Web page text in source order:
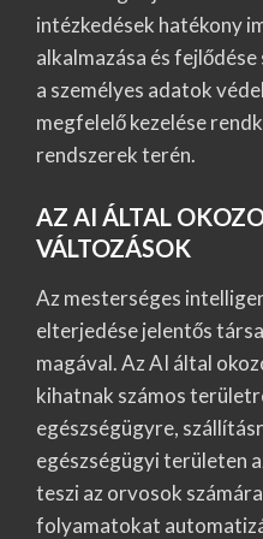
intézkedések hatékony
alkalmazása és
a személyes adatok
megfelelő kezelése
rendszerek terén.
AZ AI ÁLTAL
VÁLTOZÁSOK
Az mesterséges
elterjedése jelentős
magával. Az AI által
kihatnak számos
egészségügyre,
egészségügyi területen
teszi az orvosok
folyamatokat